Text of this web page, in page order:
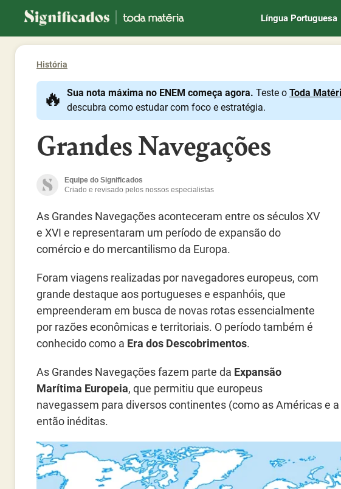
Significados
Língua Portuguesa
História
🔥 Sua nota máxima no ENEM começa agora. Teste o Toda
descubra como estudar com foco e estratégia.
Grandes Navegações
Equipe do Significados
Criado e revisado pelos nossos especialistas
As Grandes Navegações aconteceram entre os séculos XV
e XVI e representaram um período de expansão do
comércio e do mercantilismo da Europa.
Foram viagens realizadas por navegadores europeus, com
grande destaque aos portugueses e espanhóis, que
empreenderam em busca de novas rotas essencialmente
por razões econômicas e territoriais. O período também é
conhecido como a Era dos Descobrimentos.
As Grandes Navegações fazem parte da Expansão
Marítima Europeia, que permitiu que europeus
navegassem para diversos continentes (como as Américas e
então inéditas.